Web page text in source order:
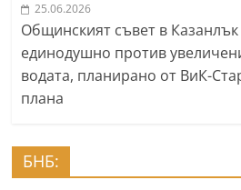
25.06.2026
Общинският съвет в
единодушно против
водата, планирано от ВиК-
плана
БНБ: